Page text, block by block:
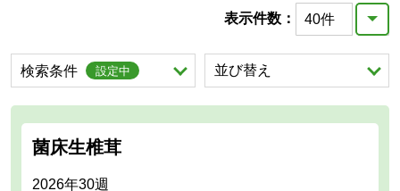
表示件数：
検索条件 設定中 を展開する。並び替え
菌床生椎茸
2026年30週